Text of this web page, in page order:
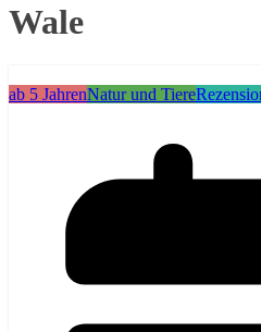
Wale
ab 5 JahrenNatur und Tiere